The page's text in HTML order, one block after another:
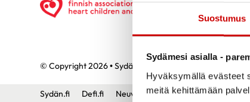
Suostumus
Sydämesi asialla -
Hyväksymällä evästeet
meitä kehittämään
© Copyright 2026 • Sydänlapset ja -aikuiset ry • All
Sydän.fi Defi.fi Neuvokasperhe Sydänmerkki